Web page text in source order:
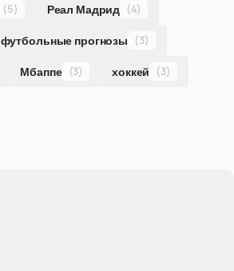
(5) Реал Мадрид (4)
футбольные прогнозы (3)
Мбаппе (3) хоккей (3)